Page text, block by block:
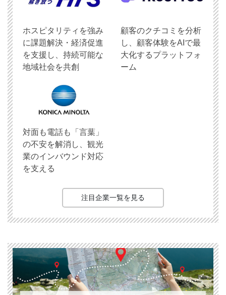
ホスピタリティを強み
に課題解決・経済促進
を支援し、持続可能な
地域社会を共創
顧客のクチコミを分析
し、顧客体験をAIで最
大化するプラットフォ
ーム
対面も電話も「言葉」
の不安を解消し、観光
業のインバウンド対応
を支える
注目企業一覧を見る